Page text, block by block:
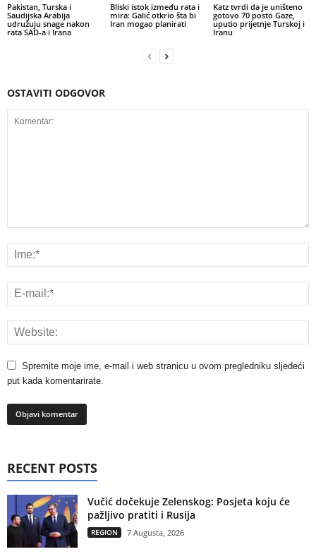
Pakistan, Turska i
Saudijska Arabija
udružuju snage nakon
rata SAD-a i Irana
Bliski istok između rata i
mira: Galić otkrio šta bi
Iran mogao planirati
Katz tvrdi da je uništeno
gotovo 70 posto Gaze,
uputio prijetnje Turskoj i
Iranu
OSTAVITI ODGOVOR
Spremite moje ime, e-mail i web stranicu u ovom pregledniku sljedeći
put kada komentarirate.
RECENT POSTS
Vučić dočekuje Zelenskog: Posjeta koju će
pažljivo pratiti i Rusija
REGION 7 Augusta, 2026